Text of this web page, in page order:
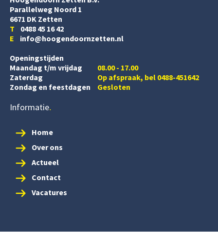
Parallelweg Noord 1
6671 DK Zetten
T 0488 45 16 42
E info@hoogendoornzetten.nl
Openingstijden
Maandag t/m vrijdag
08.00 - 17.00
Zaterdag
Op afspraak, bel 0488-451642
Zondag en feestdagen
Gesloten
Informatie
Home
Over ons
Actueel
Contact
Vacatures